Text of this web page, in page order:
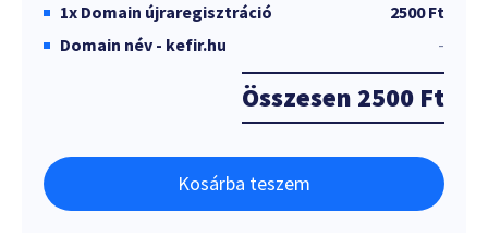
1x Domain újraregisztráció
2500 Ft
Domain név - kefir.hu
-
Összesen 2500 Ft
Kosárba teszem